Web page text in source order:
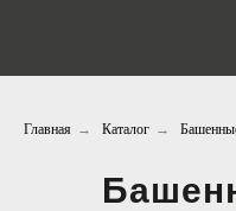
Главная → Каталог →